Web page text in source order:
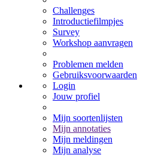
Challenges
Introductiefilmpjes
Survey
Workshop aanvragen
Problemen melden
Gebruiksvoorwaarden
Login
Jouw profiel
Mijn soortenlijsten
Mijn annotaties
Mijn meldingen
Mijn analyse